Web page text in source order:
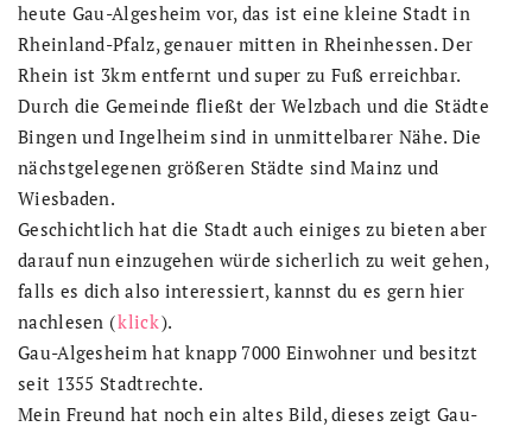
heute Gau-Algesheim vor, das ist eine kleine Stadt in
Rheinland-Pfalz, genauer mitten in Rheinhessen. Der
Rhein ist 3km entfernt und super zu Fuß erreichbar.
Durch die Gemeinde fließt der Welzbach und die Städte
Bingen und Ingelheim sind in unmittelbarer Nähe. Die
nächstgelegenen größeren Städte sind Mainz und
Wiesbaden.
Geschichtlich hat die Stadt auch einiges zu bieten aber
darauf nun einzugehen würde sicherlich zu weit gehen,
falls es dich also interessiert, kannst du es gern hier
nachlesen (klick).
Gau-Algesheim hat knapp 7000 Einwohner und besitzt
seit 1355 Stadtrechte.
Mein Freund hat noch ein altes Bild, dieses zeigt Gau-